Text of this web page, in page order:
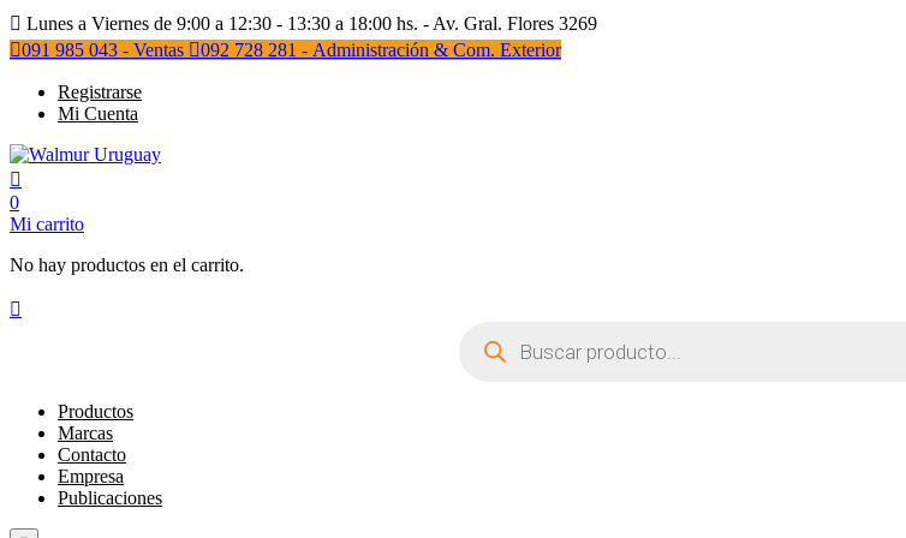
Lunes a Viernes de 9:00 a 12:30 - 13:30 a 18:00 hs. - Av. Gral. Flores 3269
091 985 043 - Ventas
092 728 281 - Administración & Com. Exterior
Registrarse
Mi Cuenta
0
Mi carrito
No hay productos en el carrito.
productos
Productos
Marcas
Contacto
Empresa
Publicaciones